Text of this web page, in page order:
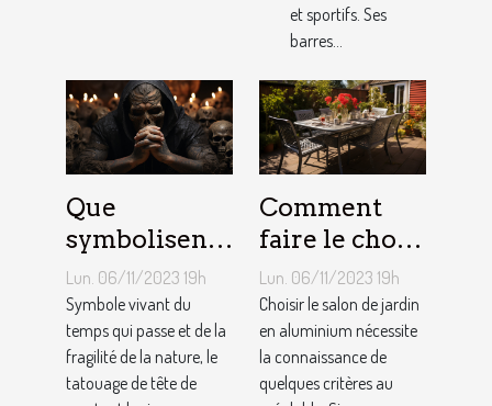
et sportifs. Ses
barres...
Que
symbolisent
les Tatouages
Têtes de
Mort ?
Lun. 06/11/2023 19h
Symbole vivant du
temps qui passe et de la
fragilité de la nature, le
tatouage de tête de
Comment
faire le choix
d’un salon de
jardin en
aluminium ?
Lun. 06/11/2023 19h
Choisir le salon de jardin
en aluminium nécessite
la connaissance de
quelques critères au